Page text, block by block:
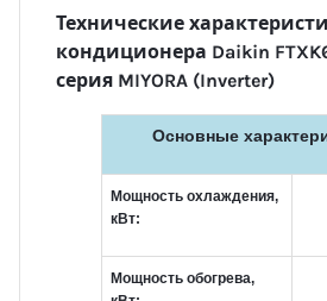
Технические
кондиционера Daikin
серия MIYORA (Inverter)
Основные
Мощность охлаждения,
кВт:
Мощность обогрева,